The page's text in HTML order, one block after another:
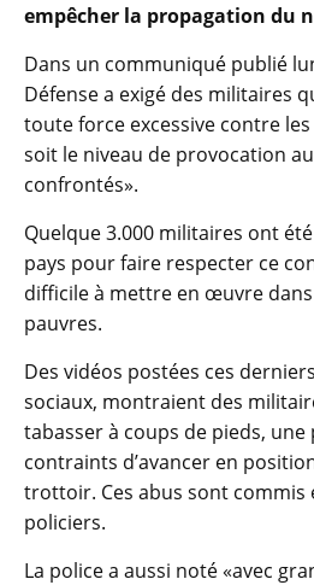
empêcher la propagation du
Dans un communiqué publié
Défense a exigé des militaires
toute force excessive contre
soit le niveau de provocation
confrontés».
Quelque 3.000 militaires ont
pays pour faire respecter ce
difficile à mettre en œuvre
pauvres.
Des vidéos postées ces
sociaux, montraient des
tabasser à coups de pieds, une
contraints d’avancer en
trottoir. Ces abus sont commis
policiers.
La police a aussi noté «avec